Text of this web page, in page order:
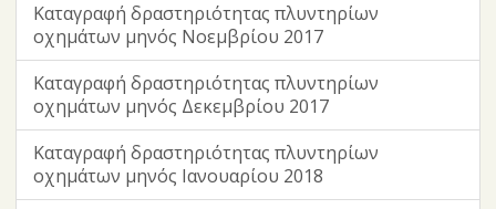
Καταγραφή δραστηριότητας πλυντηρίων
οχημάτων μηνός Νοεμβρίου 2017
Καταγραφή δραστηριότητας πλυντηρίων
οχημάτων μηνός Δεκεμβρίου 2017
Καταγραφή δραστηριότητας πλυντηρίων
οχημάτων μηνός Ιανουαρίου 2018